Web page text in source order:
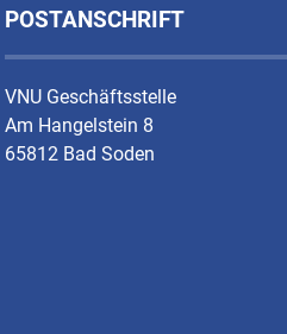
POSTANSCHRIFT
VNU Geschäftsstelle
Am Hangelstein 8
65812 Bad Soden